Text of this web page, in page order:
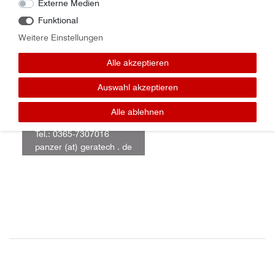
Lager / Ersatzteile
Tel.: 0365-7307016
panzer (at) geratech . de
Externe Medien
Funktional
Weitere Einstellungen
Alle akzeptieren
Auswahl akzeptieren
Alle ablehnen